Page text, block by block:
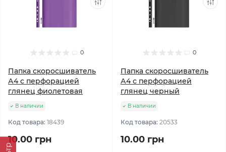
0
Папка скоросшиватель
А4 с перфорацией
глянец фиолетовая
В наличии
Код товара: 18439
10.00 грн
0
Папка скоросшиватель
А4 с перфорацией
глянец черный
В наличии
Код товара: 20533
10.00 грн